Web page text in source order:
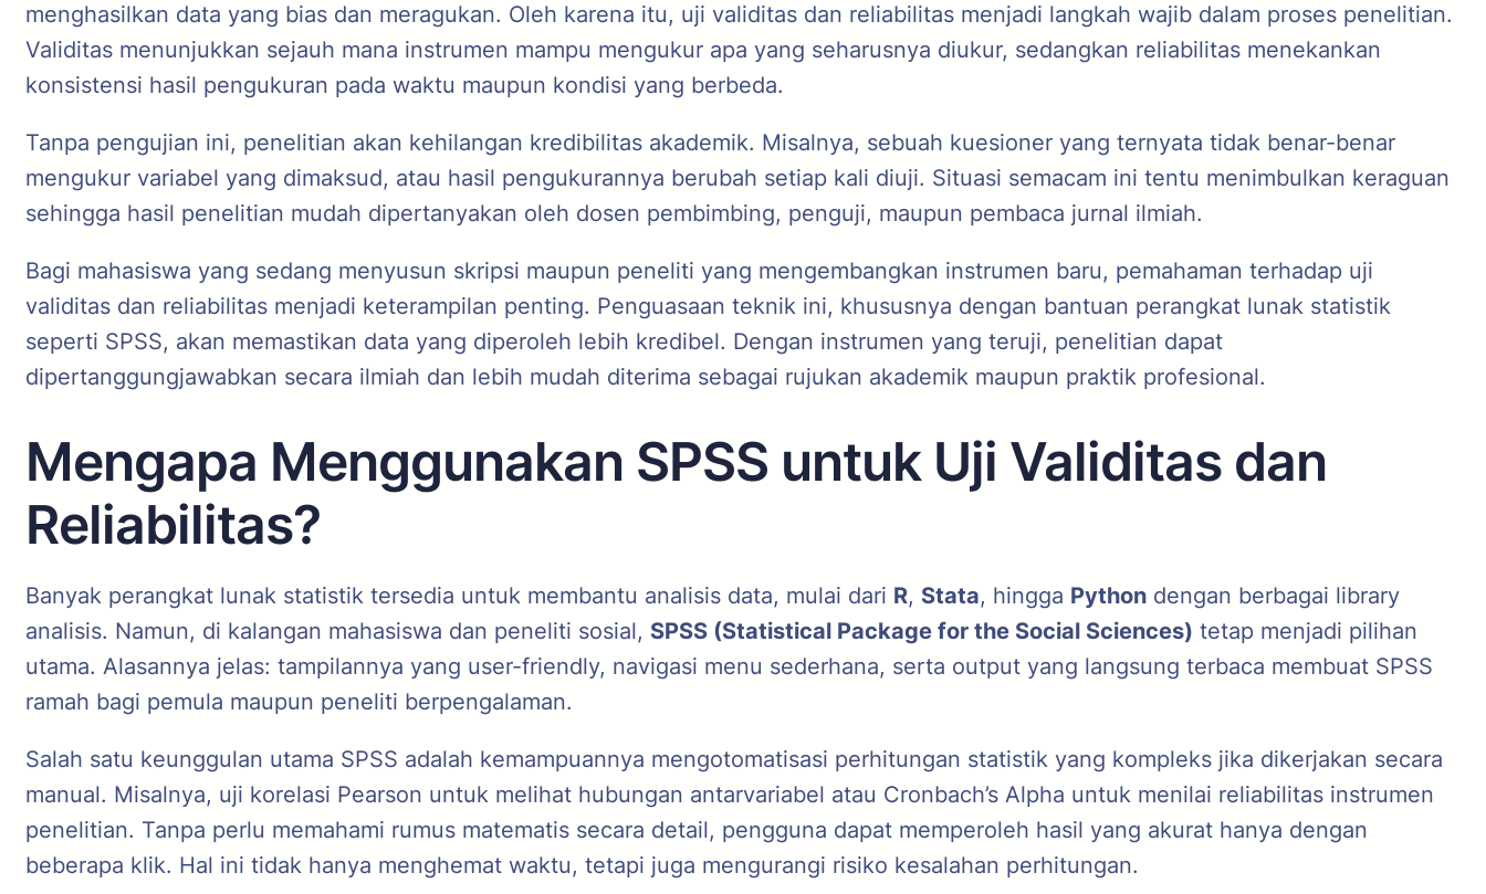
menghasilkan data yang bias dan meragukan. Oleh karena itu, uji validitas dan reliabilitas menjadi langkah wajib dalam proses penelitian.
Validitas menunjukkan sejauh mana instrumen mampu mengukur apa yang seharusnya diukur, sedangkan reliabilitas menekankan
konsistensi hasil pengukuran pada waktu maupun kondisi yang berbeda.
Tanpa pengujian ini, penelitian akan kehilangan kredibilitas akademik. Misalnya, sebuah kuesioner yang ternyata tidak benar-benar
mengukur variabel yang dimaksud, atau hasil pengukurannya berubah setiap kali diuji. Situasi semacam ini tentu menimbulkan keraguan
sehingga hasil penelitian mudah dipertanyakan oleh dosen pembimbing, penguji, maupun pembaca jurnal ilmiah.
Bagi mahasiswa yang sedang menyusun skripsi maupun peneliti yang mengembangkan instrumen baru, pemahaman terhadap uji
validitas dan reliabilitas menjadi keterampilan penting. Penguasaan teknik ini, khususnya dengan bantuan perangkat lunak statistik
seperti SPSS, akan memastikan data yang diperoleh lebih kredibel. Dengan instrumen yang teruji, penelitian dapat
dipertanggungjawabkan secara ilmiah dan lebih mudah diterima sebagai rujukan akademik maupun praktik profesional.
Mengapa Menggunakan SPSS untuk Uji Validitas dan
Reliabilitas?
Banyak perangkat lunak statistik tersedia untuk membantu analisis data, mulai dari R, Stata, hingga Python dengan berbagai library
analisis. Namun, di kalangan mahasiswa dan peneliti sosial, SPSS (Statistical Package for the Social Sciences) tetap menjadi pilihan
utama. Alasannya jelas: tampilannya yang user-friendly, navigasi menu sederhana, serta output yang langsung terbaca membuat SPSS
ramah bagi pemula maupun peneliti berpengalaman.
Salah satu keunggulan utama SPSS adalah kemampuannya mengotomatisasi perhitungan statistik yang kompleks jika dikerjakan secara
manual. Misalnya, uji korelasi Pearson untuk melihat hubungan antarvariabel atau Cronbach’s Alpha untuk menilai reliabilitas instrumen
penelitian. Tanpa perlu memahami rumus matematis secara detail, pengguna dapat memperoleh hasil yang akurat hanya dengan
beberapa klik. Hal ini tidak hanya menghemat waktu, tetapi juga mengurangi risiko kesalahan perhitungan.